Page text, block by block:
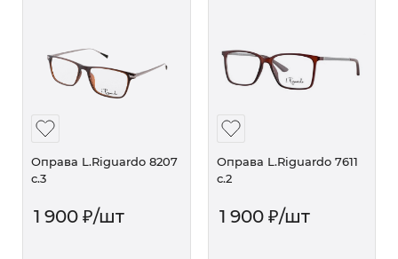
Оправа L.Riguardo 8207
c.3
1 900 ₽/шт
Оправа L.Riguardo 7611
c.2
1 900₽/шт